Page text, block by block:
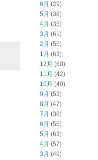
6月 (29)
5月 (38)
4月 (35)
3月 (61)
2月 (55)
1月 (63)
12月 (60)
11月 (42)
10月 (40)
9月 (53)
8月 (47)
7月 (38)
6月 (56)
5月 (63)
4月 (57)
3月 (49)